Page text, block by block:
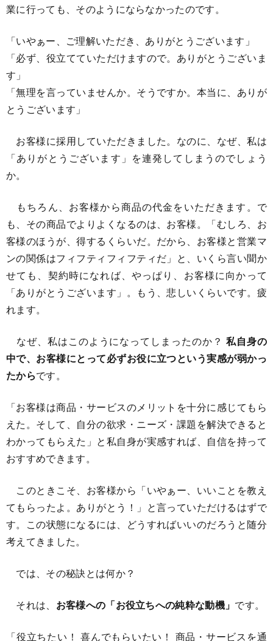
業に行っても、そのようにならなかったのです。
「いやぁー、ご理解いただき、ありがとうございます」
「必ず、役立てていただけますので。ありがとうございま
す」
「無理を言っていませんか。そうですか。本当に、ありが
とうございます」
お客様に採用していただきました。なのに、なぜ、私は
「ありがとうございます」を連発してしまうのでしょう
か。
もちろん、お客様から商品の代金をいただきます。で
も、その商品でよりよくなるのは、お客様。「むしろ、お
客様のほうが、得するくらいだ。だから、お客様と営業マ
ンの関係はフィフティフィフティだ」と、いくら言い聞か
せても、契約時になれば、やっぱり、お客様に向かって
「ありがとうございます」。もう、悲しいくらいです。疲
れます。
なぜ、私はこのようになってしまったのか？ 私自身の
中で、お客様にとって必ずお役に立つという実感が弱かっ
たからです。
「お客様は商品・サービスのメリットを十分に感じてもら
えた。そして、自分の欲求・ニーズ・課題を解決できると
わかってもらえた」と私自身が実感すれば、自信を持って
おすすめできます。
このときこそ、お客様から「いやぁー、いいことを教え
てもらったよ。ありがとう！」と言っていただけるはずで
す。この状態になるには、どうすればいいのだろうと随分
考えてきました。
では、その秘訣とは何か？
それは、 お客様への「お役立ちへの純粋な動機」 です。
「役立ちたい！ 喜んでもらいたい！ 商品・サービスを通